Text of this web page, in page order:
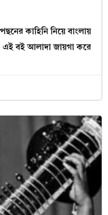
কাহিনি নিয়ে বাংলায়
এই বই আলাদা জায়গা করে